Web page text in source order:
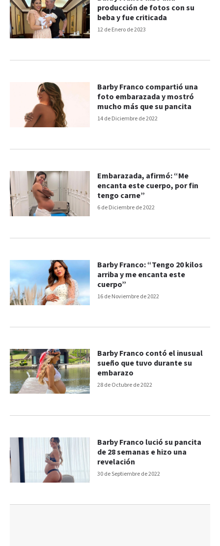
12 de Enero de 2023
producción de fotos con su
beba y fue criticada
14 de Diciembre de 2022
Barby Franco compartió una
foto embarazada y mostró
mucho más que su pancita
6 de Diciembre de 2022
Embarazada, afirmó: “Me
encanta este cuerpo, por fin
tengo carne”
16 de Noviembre de 2022
Barby Franco: “Tengo 20 kilos
arriba y me encanta este
cuerpo”
28 de Octubre de 2022
Barby Franco contó el inusual
sueño que tuvo durante su
embarazo
30 de Septiembre de 2022
Barby Franco lució su pancita
de 28 semanas e hizo una
revelación